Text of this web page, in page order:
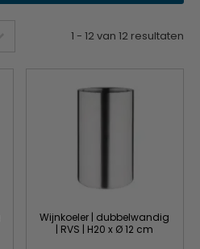
1 - 12van 12 resultaten
Wijnkoeler | dubbelwandig
| RVS | H20 x Ø 12 cm